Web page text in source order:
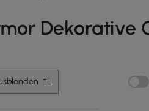
Dekorative